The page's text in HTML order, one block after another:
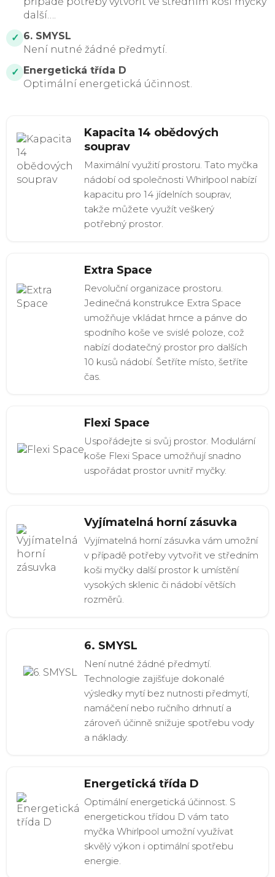
další….
✓ 6. SMYSL
Není nutné žádné předmytí.
✓ Energetická třída D
Optimální energetická účinnost.
Kapacita 14 obědových
souprav
Maximální využití prostoru. Tato myčka
nádobí od společnosti Whirlpool nabízí
kapacitu pro 14 jídelních souprav,
takže můžete využít veškerý
potřebný prostor.
Extra Space
Revoluční organizace prostoru.
Jedinečná konstrukce Extra Space
umožňuje vkládat hrnce a pánve do
spodního koše ve svislé poloze, což
nabízí dodatečný prostor pro dalších
10 kusů nádobí. Šetříte místo, šetříte
čas.
Flexi Space
Uspořádejte si svůj prostor. Modulární
koše Flexi Space umožňují snadno
uspořádat prostor uvnitř myčky.
Vyjímatelná horní zásuvka
Vyjímatelná horní zásuvka vám umožní
v případě potřeby vytvořit ve středním
koši myčky další prostor k umístění
vysokých sklenic či nádobí větších
rozměrů.
6. SMYSL
Není nutné žádné předmytí.
Technologie zajišťuje dokonalé
výsledky mytí bez nutnosti předmytí,
namáčení nebo ručního drhnutí a
zároveň účinně snižuje spotřebu vody
a náklady.
Energetická třída D
Optimální energetická účinnost. S
energetickou třídou D vám tato
myčka Whirlpool umožní využívat
skvělý výkon i optimální spotřebu
energie.